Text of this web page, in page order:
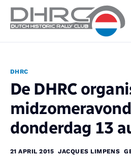
Vraag & Aanbod
Nieuws
Contact
DHRC
De DHRC
donderdag 13
21 APRIL 2015 JACQUES LIMPENS